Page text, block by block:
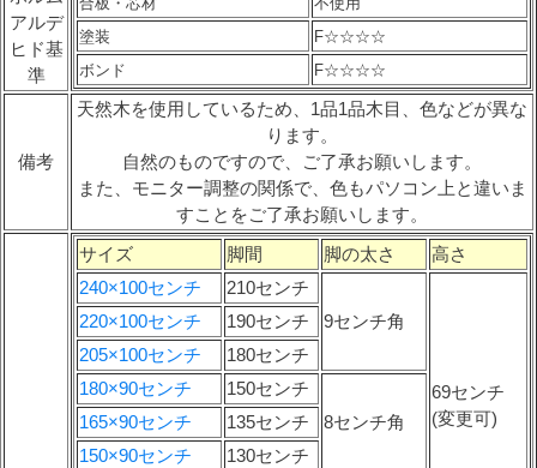
アルデ
ヒド基
準
塗装
F☆☆☆☆
ボンド
F☆☆☆☆
備考
天然木を使用しているため、1品1品木目、色などが異な
ります。
自然のものですので、ご了承お願いします。
また、モニター調整の関係で、色もパソコン上と違いま
すことをご了承お願いします。
サイズ 脚間 脚の太さ
高さ
240×100センチ
210センチ
9センチ角
69センチ
(変更可)
220×100センチ
190センチ
205×100センチ
180センチ
180×90センチ
150センチ
8センチ角
165×90センチ
135センチ
150×90センチ
130センチ